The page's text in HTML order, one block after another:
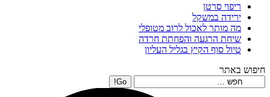
ריפוי סרטן
ירידה במשקל
מה מותר לאכול לרוב מטופלי
שיחת הרגעה והפחתת חרדה
טיול סוף הקיץ בגליל העליון
חיפוש באתר
Search: